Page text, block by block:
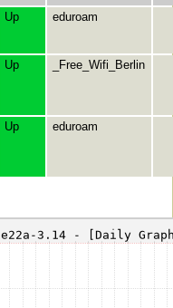
Up eduroam
Up _Free_Wifi_Berlin
Up eduroam